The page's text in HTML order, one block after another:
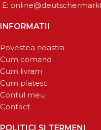
E:
INFORMATII
Povestea noastra
Cum comand
Cum livram
Cum platesc
Contul meu
Contact
POLITICI SI TERMENI